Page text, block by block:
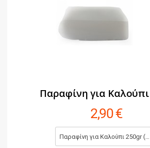
Παραφίνη για
2,90 €
Παραφίνη για Καλούπι 250gr (2,90 €)